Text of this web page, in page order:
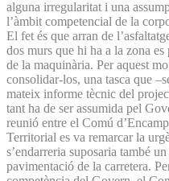
alguna irregularitat i una
l’àmbit competencial de la
El fet és que arran de
dos murs que hi ha a la zona
de la maquinària. Per aquest
consolidar-los, una tasca que
mateix informe tècnic del
tant ha de ser assumida pel
reunió entre el Comú
Territorial es va remarcar la
s’endarreria suposaria també
pavimentació de la carretera.